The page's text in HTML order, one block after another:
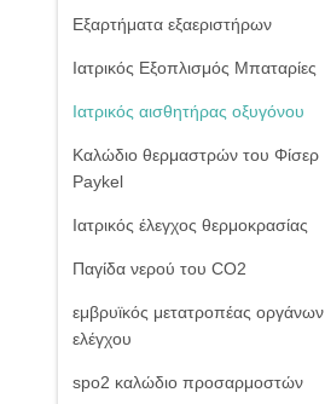
Εξαρτήματα εξαεριστήρων
Ιατρικός Εξοπλισμός Μπαταρίες
Ιατρικός αισθητήρας οξυγόνου
Καλώδιο θερμαστρών του Φίσερ
Paykel
Ιατρικός έλεγχος θερμοκρασίας
Παγίδα νερού του CO2
εμβρυϊκός μετατροπέας οργάνων
ελέγχου
spo2 καλώδιο προσαρμοστών